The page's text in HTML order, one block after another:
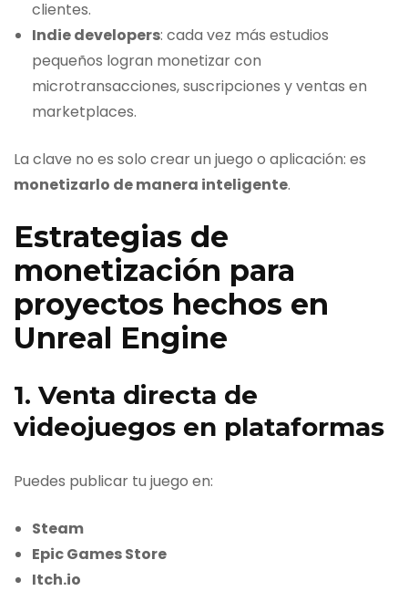
clientes.
Indie developers: cada vez más estudios
pequeños logran monetizar con
microtransacciones, suscripciones y ventas en
marketplaces.
La clave no es solo crear un juego o aplicación: es
monetizarlo de manera inteligente.
Estrategias de
monetización para
proyectos hechos en
Unreal Engine
1. Venta directa de
videojuegos en plataformas
Puedes publicar tu juego en:
Steam
Epic Games Store
Itch.io